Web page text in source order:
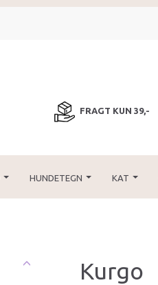
FRAGT KUN 39,-
HUNDETEGN KAT
Kurgo